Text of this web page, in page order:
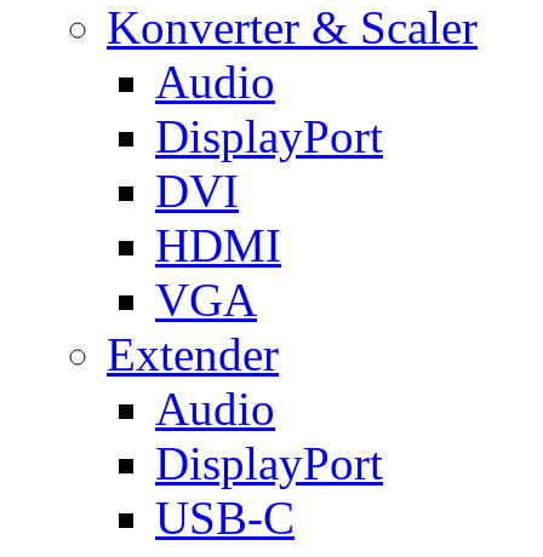
Konverter & Scaler
Audio
DisplayPort
DVI
HDMI
VGA
Extender
Audio
DisplayPort
USB-C